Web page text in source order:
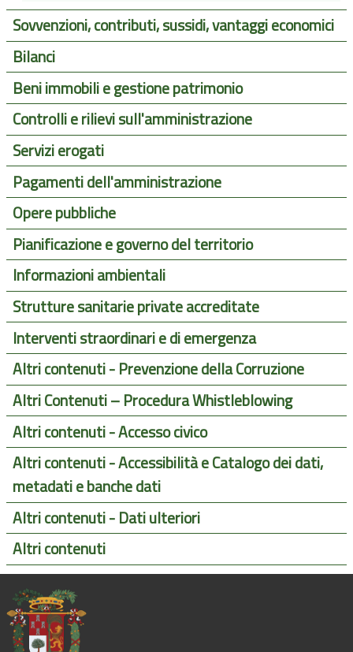
Sovvenzioni, contributi, sussidi, vantaggi economici
Bilanci
Beni immobili e gestione patrimonio
Controlli e rilievi sull'amministrazione
Servizi erogati
Pagamenti dell'amministrazione
Opere pubbliche
Pianificazione e governo del territorio
Informazioni ambientali
Strutture sanitarie private accreditate
Interventi straordinari e di emergenza
Altri contenuti - Prevenzione della Corruzione
Altri Contenuti – Procedura Whistleblowing
Altri contenuti - Accesso civico
Altri contenuti - Accessibilità e Catalogo dei dati,
metadati e banche dati
Altri contenuti - Dati ulteriori
Altri contenuti